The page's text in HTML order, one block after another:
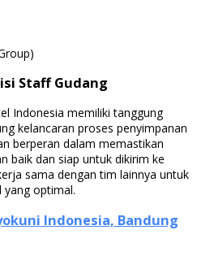
Staff Gudang
Indonesia memiliki tanggung
kelancaran proses penyimpanan
berperan dalam memastikan
baik dan siap untuk dikirim ke
sama dengan tim lainnya untuk
yang optimal.
Indonesia, Bandung